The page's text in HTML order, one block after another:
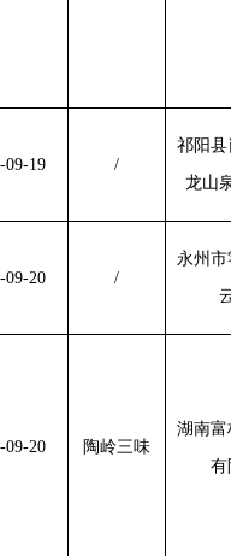
09-19 /
祁阳县
龙山
09-20 /
永州
09-20 陶岭三味
湖南富
有